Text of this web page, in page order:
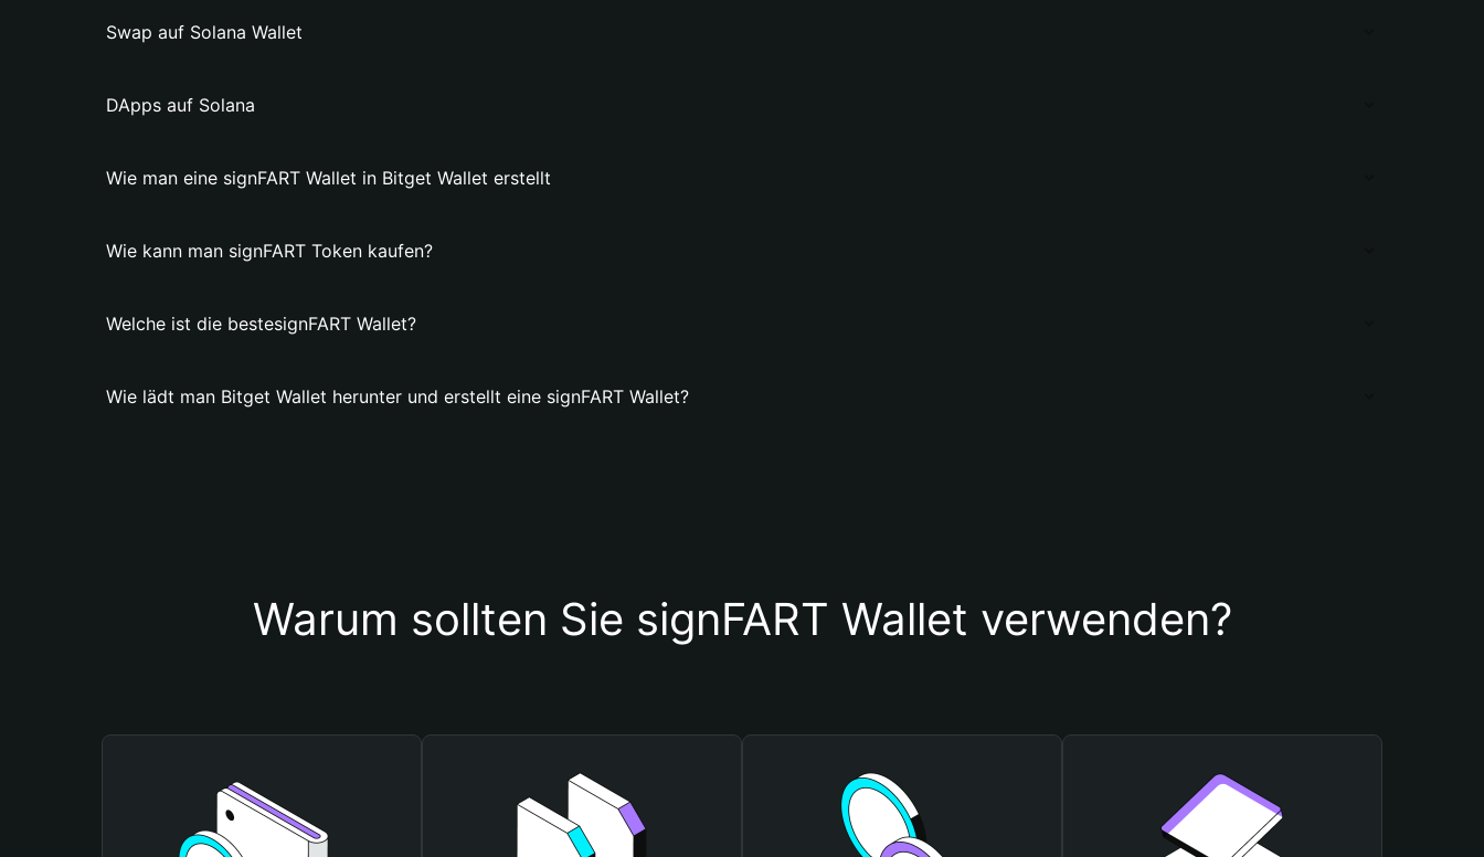
Swap auf Solana Wallet
DApps auf Solana
Wie man eine signFART Wallet in Bitget Wallet erstellt
Wie kann man signFART Token kaufen?
Welche ist die bestesignFART Wallet?
Wie lädt man Bitget Wallet herunter und erstellt eine signFART Wallet?
Warum sollten Sie signFART Wallet verwenden?